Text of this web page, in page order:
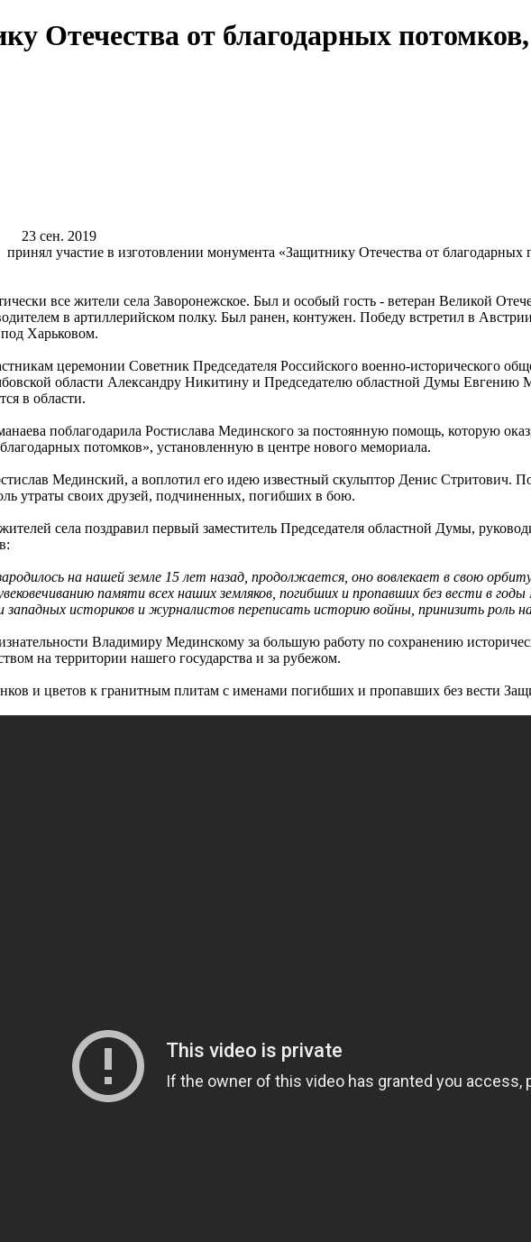
Отечества от благодарных потомков,
23 сен. 2019
участие в изготовлении монумента «Защитнику Отечества от благодарных
все жители села Заворонежское. Был и особый гость - ветеран Великой
в артиллерийском полку. Был ранен, контужен. Победу встретил в
Харьковом.
церемонии Советник Председателя Российского военно-исторического
области Александру Никитину и Председателю областной Думы
в области.
поблагодарила Ростислава Мединского за постоянную помощь, которую
потомков», установленную в центре нового мемориала.
Мединский, а воплотил его идею известный скульптор Денис
утраты своих друзей, подчиненных, погибших в бою.
села поздравил первый заместитель Председателя областной Думы,
на нашей земле 15 лет назад, продолжается, оно вовлекает в свою
памяти всех наших земляков, погибших и пропавших без вести в
историков и журналистов переписать историю войны, принизить роль
Владимиру Мединскому за большую работу по сохранению
на территории нашего государства и за рубежом.
и цветов к гранитным плитам с именами погибших и пропавших без вести